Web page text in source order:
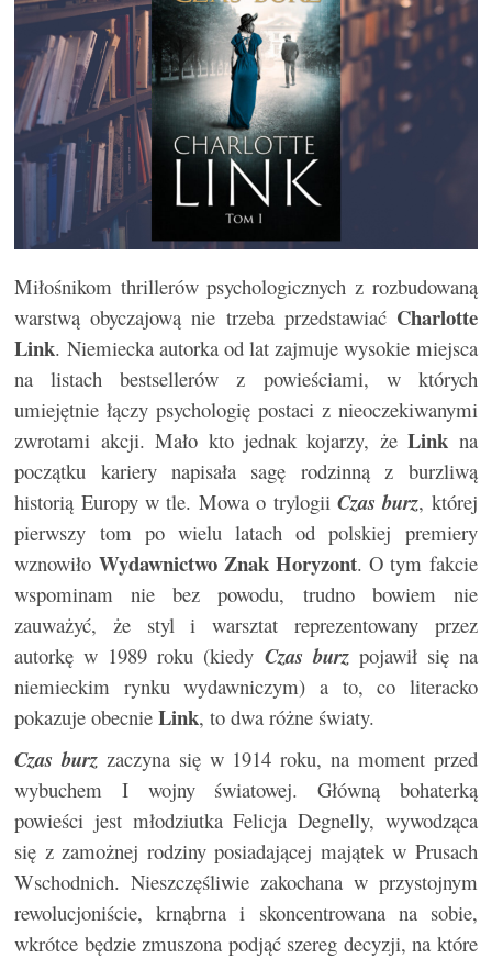
Miłośnikom thrillerów psychologicznych z rozbudowaną
warstwą obyczajową nie trzeba przedstawiać Charlotte
Link. Niemiecka autorka od lat zajmuje wysokie miejsca
na listach bestsellerów z powieściami, w których
umiejętnie łączy psychologię postaci z nieoczekiwanymi
zwrotami akcji. Mało kto jednak kojarzy, żeLink na
początku kariery napisała sagę rodzinną z burzliwą
historią Europy w tle. Mowa o trylogii Czas burz, której
pierwszy tom po wielu latach od polskiej premiery
wznowiło Wydawnictwo Znak Horyzont. O tym fakcie
wspominam nie bez powodu, trudno bowiem nie
zauważyć, że styl i warsztat reprezentowany przez
autorkę w 1989 roku (kiedy Czas burzpojawił się na
niemieckim rynku wydawniczym) a to, co literacko
pokazuje obecnieLink, to dwa różne światy.
Czas burz zaczyna się w 1914 roku, na moment przed
wybuchem I wojny światowej. Główną bohaterką
powieści jest młodziutka Felicja Degnelly, wywodząca
się z zamożnej rodziny posiadającej majątek w Prusach
Wschodnich. Nieszczęśliwie zakochana w przystojnym
rewolucjoniście, krnąbrna i skoncentrowana na sobie,
wkrótce będzie zmuszona podjąć szereg decyzji, na które